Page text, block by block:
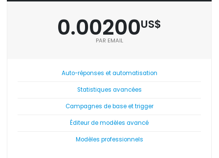
0.00200US$
PAR EMAIL
Auto-réponses et automatisation
Statistiques avancées
Campagnes de base et trigger
Éditeur de modèles avancé
Modèles professionnels